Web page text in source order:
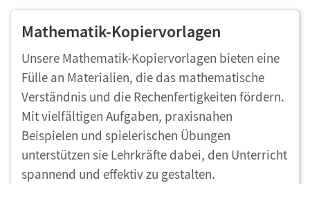
Mathematik-Kopiervorlagen
Unsere Mathematik-Kopiervorlagen bieten eine
Fülle an Materialien, die das mathematische
Verständnis und die Rechenfertigkeiten fördern.
Mit vielfältigen Aufgaben, praxisnahen
Beispielen und spielerischen Übungen
unterstützen sie Lehrkräfte dabei, den Unterricht
spannend und effektiv zu gestalten.